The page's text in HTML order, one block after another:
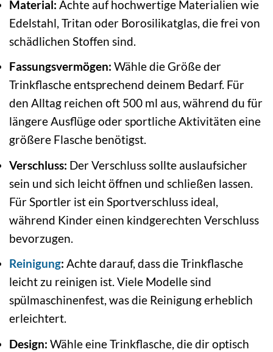
Material: Achte auf hochwertige Materialien wie
Edelstahl, Tritan oder Borosilikatglas, die frei von
schädlichen Stoffen sind.
Fassungsvermögen: Wähle die Größe der
Trinkflasche entsprechend deinem Bedarf. Für
den Alltag reichen oft 500 ml aus, während du für
längere Ausflüge oder sportliche Aktivitäten eine
größere Flasche benötigst.
Verschluss: Der Verschluss sollte auslaufsicher
sein und sich leicht öffnen und schließen lassen.
Für Sportler ist ein Sportverschluss ideal,
während Kinder einen kindgerechten Verschluss
bevorzugen.
Reinigung: Achte darauf, dass die Trinkflasche
leicht zu reinigen ist. Viele Modelle sind
spülmaschinenfest, was die Reinigung erheblich
erleichtert.
Design: Wähle eine Trinkflasche, die dir optisch